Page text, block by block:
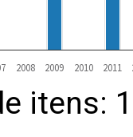
2008 2009 2010 2011
itens: